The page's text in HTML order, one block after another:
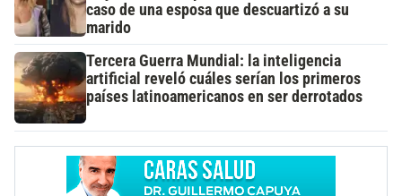
caso de una esposa que descuartizó a su
marido
Tercera Guerra Mundial: la inteligencia
artificial reveló cuáles serían los primeros
países latinoamericanos en ser derrotados